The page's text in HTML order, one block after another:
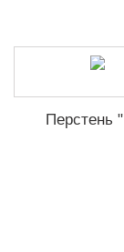
Перстень